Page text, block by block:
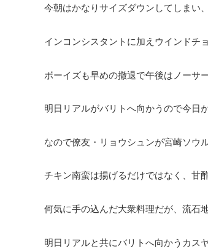
今朝はかなりサイズダウンしてしまい
インコンシスタントに加えウインドチ
ボーイズも早めの撤退で午後はノーサー
明日リアルがバリトへ向かうので今日
なので僚友・リョウシュンが宮崎ソウ
チキン南蛮は揚げるだけではなく、甘
何気に手の込んだ大衆料理だが、流石
明日リアルと共にバリトへ向かうカス